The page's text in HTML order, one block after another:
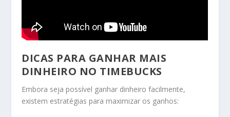
DICAS PARA GANHAR MAIS
DINHEIRO NO TIMEBUCKS
Embora seja possível ganhar dinheiro facilmente,
existem estratégias para maximizar os ganhos: